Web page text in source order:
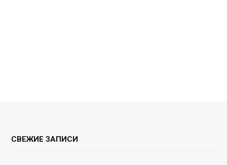
СВЕЖИЕ ЗАПИСИ